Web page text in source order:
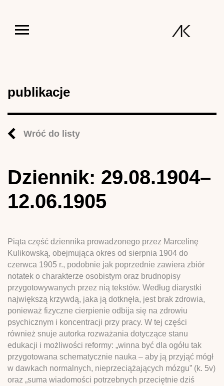
publikacje
Wróć do listy
Dziennik: 29.08.1904–
12.06.1905
Piąta część dziennika prowadzonego przez Marcelinę
Kulikowską, obejmująca okres od sierpnia 1904 do
czerwca 1905 r., podobnie jak poprzednie zawiera zbiór
notatek o charakterze osobistym oraz brudnopisy
przygotowywanych przez nią tekstów. Według diarystki
największą krzywdą, jaka ją dotknęła, jest brak zdrowia,
ponieważ fizyczne cierpienie odbija się na zdrowiu
psychicznym i koncentracji przy pracy. W tej części
również snuje autorka rozważania dotyczące stanu
edukacji i możliwości reformy: „winna być dla ogółu tak
przygotowana schematycznie nauka – aby ją przyjąć mógł
w dawkach normalnych, nieprzeciążających mózgu” (k. 5v)
oraz „suma wiadomości potrzebnych przeciętnie dziś